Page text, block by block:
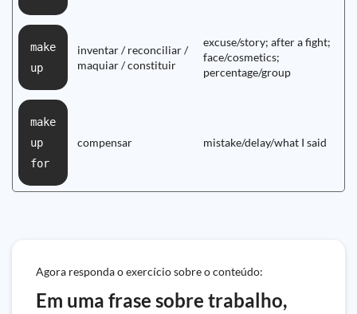
make
up
inventar / reconciliar /
maquiar / constituir
excuse/story; after a fight;
face/cosmetics;
percentage/group
make
up
for
compensar mistake/delay/what I said
Agora responda o exercício sobre o conteúdo:
Em uma frase sobre trabalho,